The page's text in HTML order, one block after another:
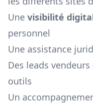
Une visibilité
personnel
Une assistance
Des leads
outils
Un